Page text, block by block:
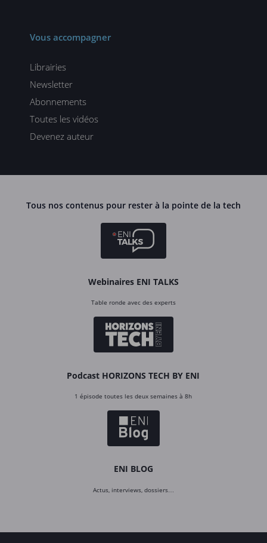
Vous accompagner
Librairies
Newsletter
Abonnements
Toutes les vidéos
Devenez auteur
Tous nos contenus pour rester à la pointe de la tech
Webinaires ENI TALKS
Table ronde avec des experts
Podcast HORIZONS TECH BY ENI
1 épisode toutes les deux semaines à 8h
ENI BLOG
Actus, interviews, dossiers…